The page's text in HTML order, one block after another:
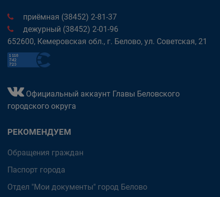
приёмная (38452) 2-81-37
дежурный (38452) 2-01-96
652600, Кемеровская обл., г. Белово, ул. Советская, 21
Официальный аккаунт Главы Беловского
городского округа
РЕКОМЕНДУЕМ
Обращения граждан
Паспорт города
Отдел "Мои документы" город Белово